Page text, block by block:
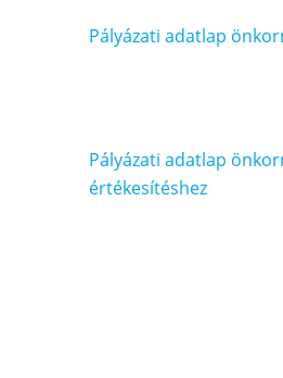
Pályázati adatlap
Bejegyzés
navigáció
Pályázati adatlap
értékesítéshez